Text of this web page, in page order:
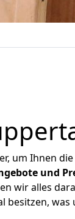
um Ihnen die
und
wir alles
besitzen,